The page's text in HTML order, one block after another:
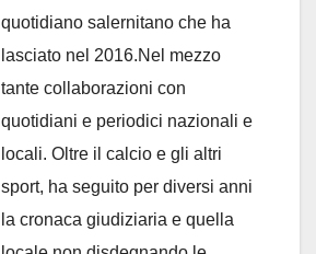
quotidiano salernitano che ha
lasciato nel 2016.Nel mezzo
tante collaborazioni con
quotidiani e periodici nazionali e
locali. Oltre il calcio e gli altri
sport, ha seguito per diversi anni
la cronaca giudiziaria e quella